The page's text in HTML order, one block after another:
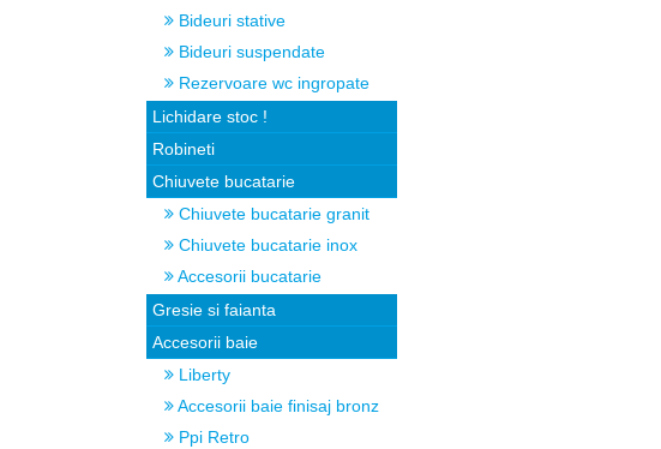
Bideuri stative
Bideuri suspendate
Rezervoare wc ingropate
Lichidare stoc !
Robineti
Chiuvete bucatarie
Chiuvete bucatarie granit
Chiuvete bucatarie inox
Accesorii bucatarie
Gresie si faianta
Accesorii baie
Liberty
Accesorii baie finisaj bronz
Ppi Retro